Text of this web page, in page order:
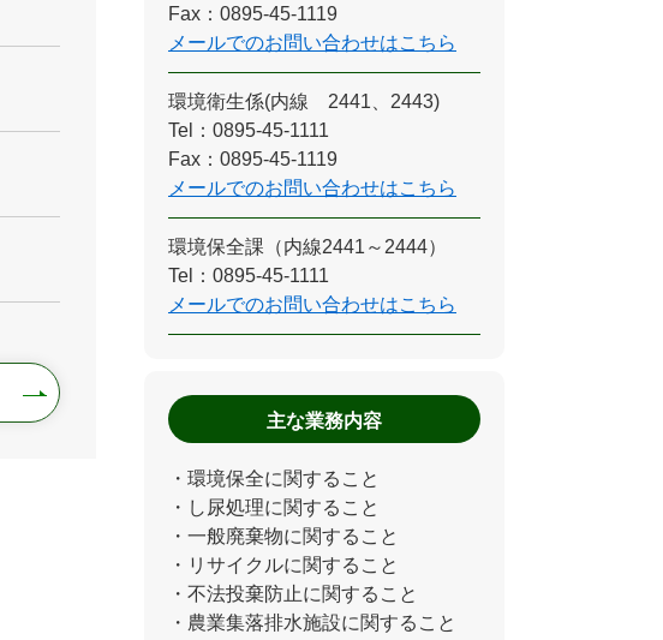
Fax：0895-45-1119
メールでのお問い合わせはこちら
環境衛生係(内線 2441、2443)
Tel：0895-45-1111
Fax：0895-45-1119
メールでのお問い合わせはこちら
環境保全課（内線2441～2444）
Tel：0895-45-1111
メールでのお問い合わせはこちら
主な業務内容
・環境保全に関すること
・し尿処理に関すること
・一般廃棄物に関すること
・リサイクルに関すること
・不法投棄防止に関すること
・農業集落排水施設に関すること